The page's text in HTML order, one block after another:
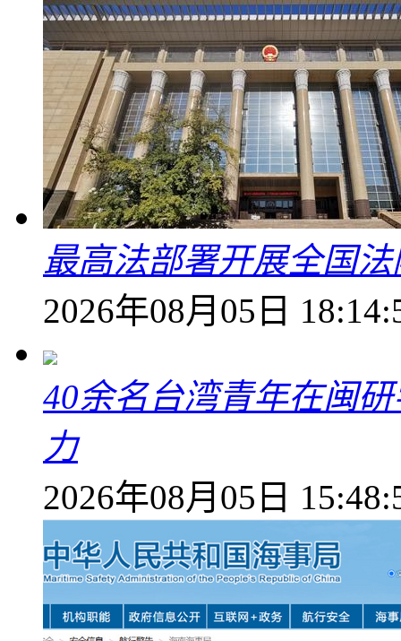
最高法部署开展全国
2026年08月05日
40余名台湾青年在闽
力
2026年08月05日